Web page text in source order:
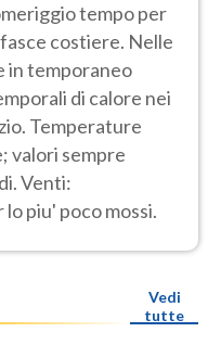
tempo per
costiere. Nelle
in temporaneo
di calore nei
Temperature
valori sempre
Venti:
piu' poco mossi.
Vedi
tutte